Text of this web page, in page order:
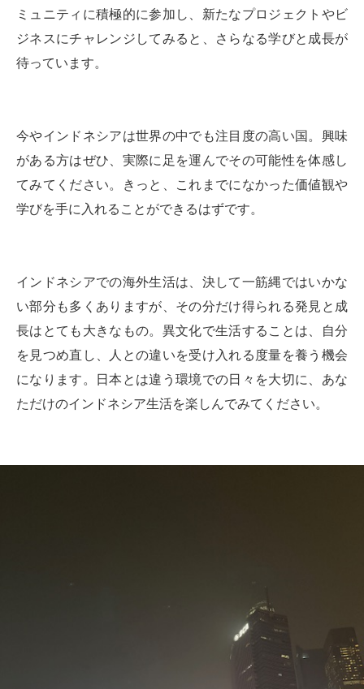
ミュニティに積極的に参加し、新たなプロジェクトやビ
ジネスにチャレンジしてみると、さらなる学びと成長が
待っています。
今やインドネシアは世界の中でも注目度の高い国。興味
がある方はぜひ、実際に足を運んでその可能性を体感し
てみてください。きっと、これまでになかった価値観や
学びを手に入れることができるはずです。
インドネシアでの海外生活は、決して一筋縄ではいかな
い部分も多くありますが、その分だけ得られる発見と成
長はとても大きなもの。異文化で生活することは、自分
を見つめ直し、人との違いを受け入れる度量を養う機会
になります。日本とは違う環境での日々を大切に、あな
ただけのインドネシア生活を楽しんでみてください。